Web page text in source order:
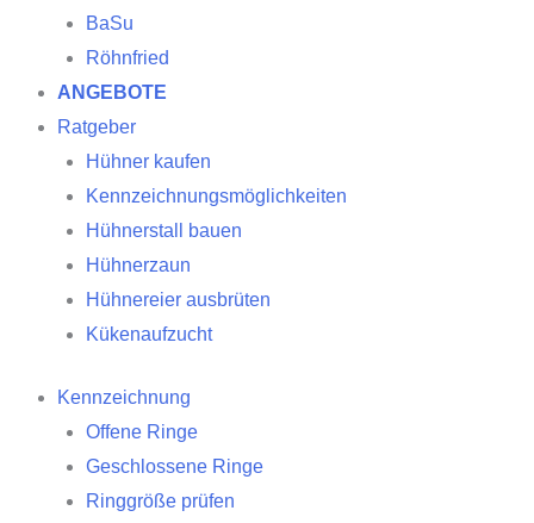
BaSu
Röhnfried
ANGEBOTE
Ratgeber
Hühner kaufen
Kennzeichnungsmöglichkeiten
Hühnerstall bauen
Hühnerzaun
Hühnereier ausbrüten
Kükenaufzucht
Kennzeichnung
Offene Ringe
Geschlossene Ringe
Ringgröße prüfen